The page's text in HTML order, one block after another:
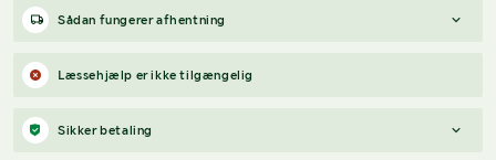
Sådan fungerer afhentning
Varen forbliver hos sælgeren, indtil køberen har betalt for
varen. Når betalingen er modtaget, får køberen adgang til
sælgers kontaktoplysninger og kan aftale afhentning (inden for
12 dage efter auktionens afslutning).
Læssehjælp er ikke tilgængelig
Sikker betaling